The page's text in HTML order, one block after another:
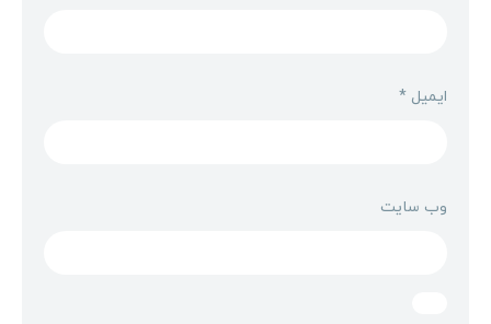
ایمیل *
وب‌ سایت